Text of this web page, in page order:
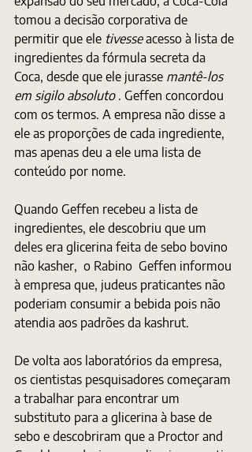
tomou a decisão corporativa de
permitir que ele tivesse acesso à lista de
ingredientes da fórmula secreta da
Coca, desde que ele jurasse mantê-los
em sigilo absoluto . Geffen concordou
com os termos. A empresa não disse a
ele as proporções de cada ingrediente,
mas apenas deu a ele uma lista de
conteúdo por nome.
Quando Geffen recebeu a lista de
ingredientes, ele descobriu que um
deles era glicerina feita de sebo bovino
não kasher,  o Rabino  Geffen informou
à empresa que, judeus praticantes não
poderiam consumir a bebida pois não
atendia aos padrões da kashrut.
De volta aos laboratórios da empresa,
os cientistas pesquisadores começaram
a trabalhar para encontrar um
substituto para a glicerina à base de
sebo e descobriram que a Proctor and